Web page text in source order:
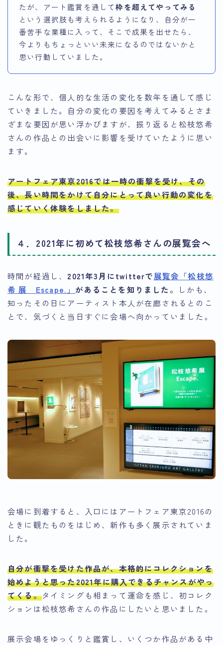
たが、アート鑑賞を通して枠を超えてやってみる
という選択肢も考えられるようになり、自分が一
番苦手な業種に入って、そこで成果を出せたら、
今よりもちょっといい未来になるのではないかと
思い行動していました。
こんな形で、個人的な生活の変化を数年を通して感じ
ていきました。自分の変化の要因を考えてみるとさま
ざまな要因が思い浮かびますが、振り返ると松枝悠希
さんの作品との出会いに影響を受けていたように思い
ます。
アートフェア東京2016では一時の衝撃を受け、その
後、長い時間をかけて自分にとって良い行動の変化を
感じていく体験をしました。
４．2021年に初めて松枝悠希さんの展覧会へ
時間が経過し、 2021年3月にtwitterで展覧会「松枝悠
希 展 Escape.」 があることを知りました。
しかも、
知ったその日にアーティスト本人が在廊されるとのこ
とで、気づくと当日すぐに会場へ向かっていました。
会場に到着すると、入口にはアートフェア東京2016の
ときに観たものをはじめ、新作も多く展示されていま
した。
自分が衝撃を受けた作品が、本格的にコレクションを
始めようと思った2021年に購入できるチャンスがやっ
てくる。タイミングも相まって運命を感じ、初コレク
ションは松枝悠希さんの作品にしたいと思いました。
展示会場をゆっくりと鑑賞し、いくつか作品がある中